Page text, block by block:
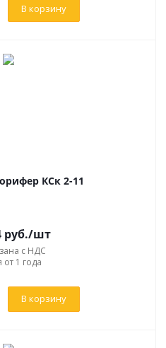
В корзину
КСк 2-11
руб./шт
с НДС
от 1 года
В корзину